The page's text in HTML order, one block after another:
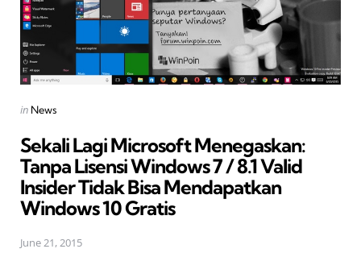
Posted
in News
Sekali Lagi Microsoft Menegaskan:
Tanpa Lisensi Windows 7 / 8.1 Valid
Insider Tidak Bisa Mendapatkan
Windows 10 Gratis
June 21, 2015